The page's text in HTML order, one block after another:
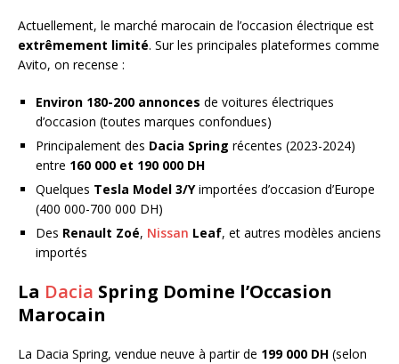
Actuellement, le marché marocain de l’occasion électrique est
extrêmement limité. Sur les principales plateformes comme
Avito, on recense :
Environ 180-200 annonces de voitures électriques
d’occasion (toutes marques confondues)
Principalement des Dacia Spring récentes (2023-2024)
entre 160 000 et 190 000 DH
Quelques Tesla Model 3/Yimportées d’occasion d’Europe
(400 000-700 000 DH)
Des Renault Zoé, Nissan Leaf, et autres modèles anciens
importés
La Dacia Spring Domine l’Occasion
Marocain
La Dacia Spring, vendue neuve à partir de 199 000 DH (selon